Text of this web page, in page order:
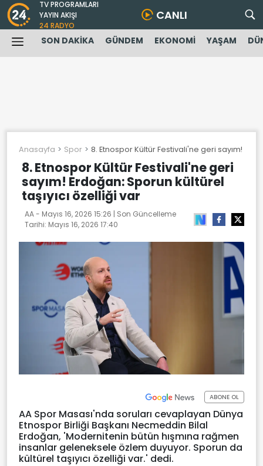
TV PROGRAMLARI
YAYIN AKIŞI
24 RADYO
CANLI
SON DAKİKA GÜNDEM EKONOMİ YAŞAM
Anasayfa Spor 8. Etnospor Kültür Festivali'ne geri sayım!
8. Etnospor Kültür Festivali'ne geri
sayım! Erdoğan: Sporun kültürel
taşıyıcı özelliği var
AA - Mayıs 16, 2026 15:26 | Son Güncelleme
Tarihi: Mayıs 16, 2026 17:40
ABONE OL
AA Spor Masası'nda soruları cevaplayan Dünya
Etnospor Birliği Başkanı Necmeddin Bilal
Erdoğan, 'Modernitenin bütün hışmına rağmen
insanlar geleneksele özlem duyuyor. Sporun da
kültürel taşıyıcı özelliği var.' dedi.